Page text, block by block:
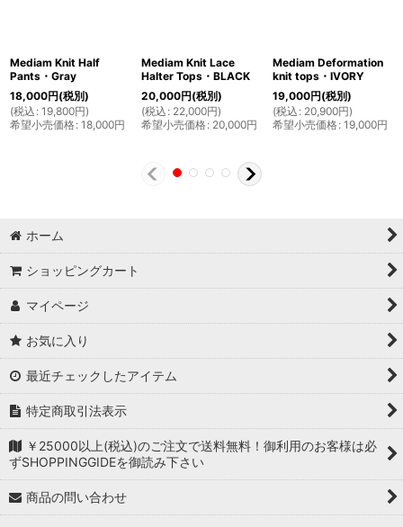
Mediam Knit Half
Pants・Gray
18,000円(税別)
(税込 : 19,800円)
希望小売価格: 18,000円
Mediam Knit Lace
Halter Tops・BLACK
20,000円(税別)
(税込 : 22,000円)
希望小売価格: 20,000円
Mediam Deformation
knit tops・IVORY
19,000円(税別)
(税込 : 20,900円)
希望小売価格: 19,000円
ホーム
ショッピングカート
マイページ
お気に入り
最近チェックしたアイテム
特定商取引法表示
￥25000以上(税込)のご注文で送料無料！御利用のお客様は必
ずSHOPPINGGIDEを御読み下さい
商品の問い合わせ